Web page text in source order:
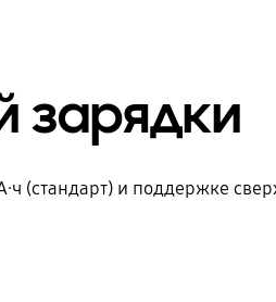
зарядки
(стандарт) и поддержке